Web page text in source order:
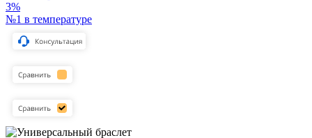
3%
№1 в температуре